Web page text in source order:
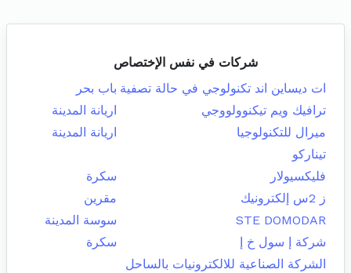
شركات في نفس الإختصاص
ات ديساين اند تكنولوجي في حالة تصفية باب بحر
ترافيك ويم تيكنوولووجي
اريانة المدينة
ميرال للتكنولوجيا
اريانة المدينة
تيناركو
فليكسيولار
سكرة
ز 2س إلكترونيك
مقرين
STE DOMODAR
سوسة المدينة
شركة إ سول خ إ
سكرة
الشركة الصناعية للالكترونيات بالساحل